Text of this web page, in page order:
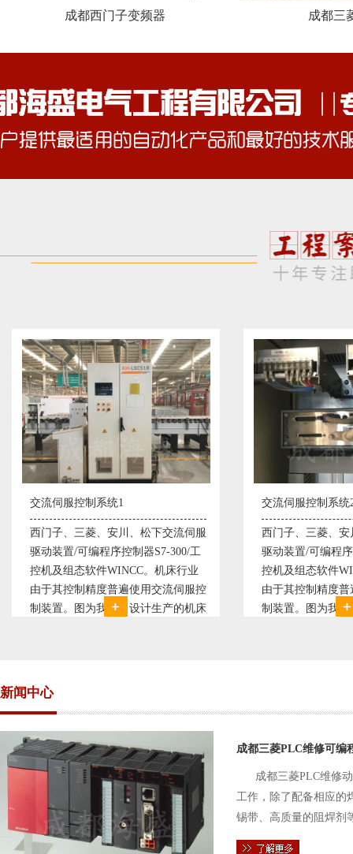
成都西门子变频器 成都三
、松下交流伺服
制器S7-300/工
。机床行业
使用交流伺服控
设计生产的机床
西门子、三菱、安川、松下交流伺服
驱动装置/可编程序控制器S7-300/工
控机及组态软件WINCC。机床行业
由于其控制精度普遍使用交流伺服控
制装置。图为我公司设计生产的机床
新闻中心
成都三菱PLC维修可编
成都三菱PLC维修
工作，除了配备相应的
锡带、高质量的阻焊剂
件的电路及通信电缆。